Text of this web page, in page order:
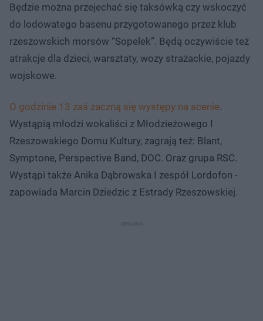
Będzie można przejechać się taksówką czy wskoczyć
do lodowatego basenu przygotowanego przez klub
rzeszowskich morsów “Sopelek”. Będą oczywiście też
atrakcje dla dzieci, warsztaty, wozy strażackie, pojazdy
wojskowe.
O godzinie 13 zaś zaczną się występy na scenie.
Wystąpią młodzi wokaliści z Młodzieżowego I
Rzeszowskiego Domu Kultury, zagrają też: Blant,
Symptone, Perspective Band, DOC. Oraz grupa RSC.
Wystąpi także Anika Dąbrowska I zespół Lordofon -
zapowiada Marcin Dziedzic z Estrady Rzeszowskiej.